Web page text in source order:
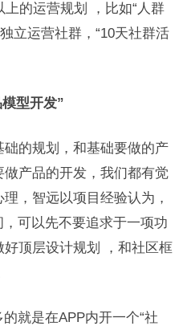
的运营规划 ，比如“人群
立运营社群，“10天社群活
型开发”
的规划，和基础要做的产
产品的开发，我们都有觉
，智远以项目经验认为，
可以先不要追求于一项功
顶层设计规划 ，和社区框
就是在APP内开一个“社